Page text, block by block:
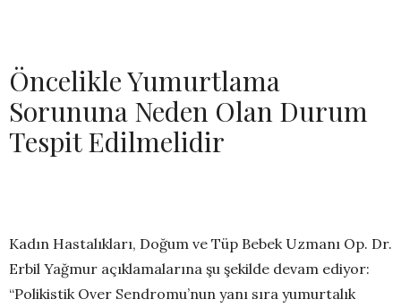
Öncelikle Yumurtlama
Sorununa Neden Olan Durum
Tespit Edilmelidir
Kadın Hastalıkları, Doğum ve Tüp Bebek Uzmanı Op. Dr.
Erbil Yağmur açıklamalarına şu şekilde devam ediyor:
“Polikistik Over Sendromu’nun yanı sıra yumurtalık